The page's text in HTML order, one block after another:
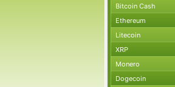
Bitcoin Cash
Ethereum
Litecoin
XRP
Monero
Dogecoin